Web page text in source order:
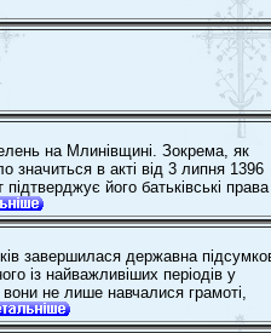
на Млинівщині. Зокрема, як
значиться в акті від 3 липня 1396
його батьківські права
завершилася державна
із найважливіших періодів у
не лише навчалися грамоті,